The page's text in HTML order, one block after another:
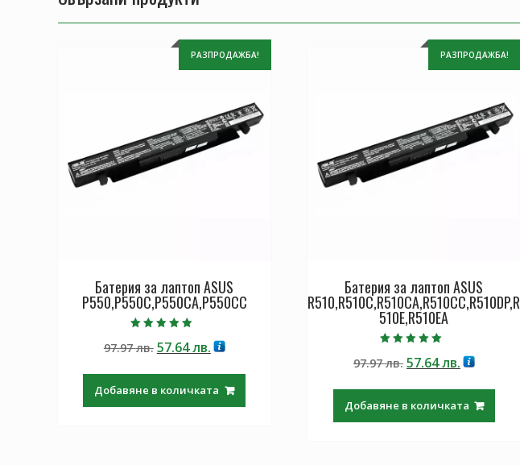
РАЗПРОДАЖБА!
Батерия за лаптоп ASUS
P550,P550C,P550CA,P550CC
5.00
от 5
97.97лв. Original
97.97 лв..
57.64лв.Текущата
57.64 лв..
Добавяне в количката
РАЗПРОДАЖБА!
Батерия за лаптоп ASUS
R510,R510C,R510CA,R510CC,R510DP,R
510E,R510EA
5.00
от 5
97.97лв. Original
97.97 лв..
57.64лв.Текущата
57.64 лв..
Добавяне в количката